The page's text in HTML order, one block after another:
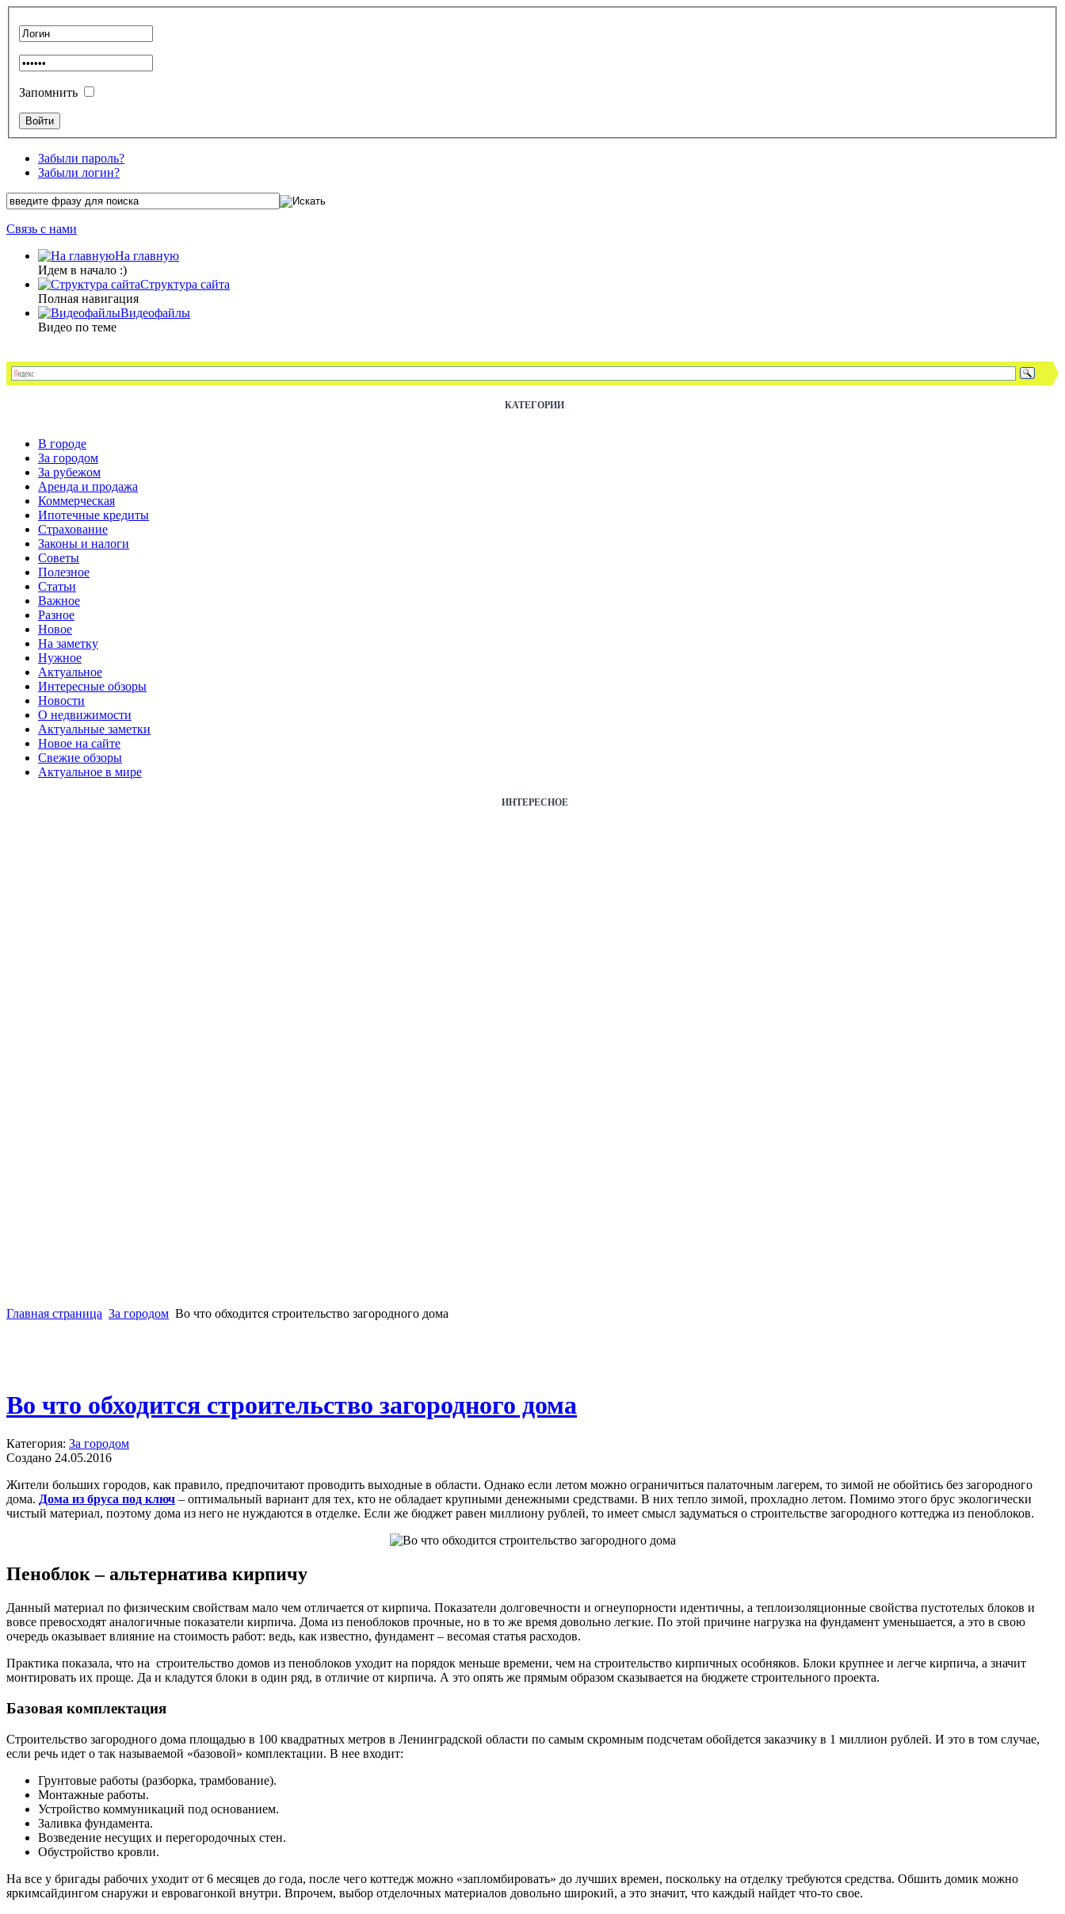
Запомнить
Забыли пароль?
Забыли логин?
Связь с нами
На главную
Идем в начало :)
Структура сайта
Полная навигация
Видеофайлы
Видео по теме
КАТЕГОРИИ
В городе
За городом
За рубежом
Аренда и продажа
Коммерческая
Ипотечные кредиты
Страхование
Законы и налоги
Советы
Полезное
Статьи
Важное
Разное
Новое
На заметку
Нужное
Актуальное
Интересные обзоры
Новости
О недвижимости
Актуальные заметки
Новое на сайте
Свежие обзоры
Актуальное в мире
ИНТЕРЕСНОЕ
Главная страница За городом Во что обходится строительство загородного дома
Во что обходится строительство загородного дома
Категория: За городом
Создано 24.05.2016
Жители больших городов, как правило, предпочитают проводить выходные в области. Однако если летом можно ограничиться палаточным лагерем, то зимой не обойтись без загородного
дома. Дома из бруса под ключ – оптимальный вариант для тех, кто не обладает крупными денежными средствами. В них тепло зимой, прохладно летом. Помимо этого брус экологически
чистый материал, поэтому дома из него не нуждаются в отделке. Если же бюджет равен миллиону рублей, то имеет смысл задуматься о строительстве загородного коттеджа из пеноблоков.
Пеноблок – альтернатива кирпичу
Данный материал по физическим свойствам мало чем отличается от кирпича. Показатели долговечности и огнеупорности идентичны, а теплоизоляционные свойства пустотелых блоков и
вовсе превосходят аналогичные показатели кирпича. Дома из пеноблоков прочные, но в то же время довольно легкие. По этой причине нагрузка на фундамент уменьшается, а это в свою
очередь оказывает влияние на стоимость работ: ведь, как известно, фундамент – весомая статья расходов.
Практика показала, что на строительство домов из пеноблоков уходит на порядок меньше времени, чем на строительство кирпичных особняков. Блоки крупнее и легче кирпича, а значит
монтировать их проще. Да и кладутся блоки в один ряд, в отличие от кирпича. А это опять же прямым образом сказывается на бюджете строительного проекта.
Базовая комплектация
Строительство загородного дома площадью в 100 квадратных метров в Ленинградской области по самым скромным подсчетам обойдется заказчику в 1 миллион рублей. И это в том случае,
если речь идет о так называемой «базовой» комплектации. В нее входит:
Грунтовые работы (разборка, трамбование).
Монтажные работы.
Устройство коммуникаций под основанием.
Заливка фундамента.
Возведение несущих и перегородочных стен.
Обустройство кровли.
На все у бригады рабочих уходит от 6 месяцев до года, после чего коттедж можно «запломбировать» до лучших времен, поскольку на отделку требуются средства. Обшить домик можно
яркимсайдингом снаружи и евровагонкой внутри. Впрочем, выбор отделочных материалов довольно широкий, а это значит, что каждый найдет что-то свое.